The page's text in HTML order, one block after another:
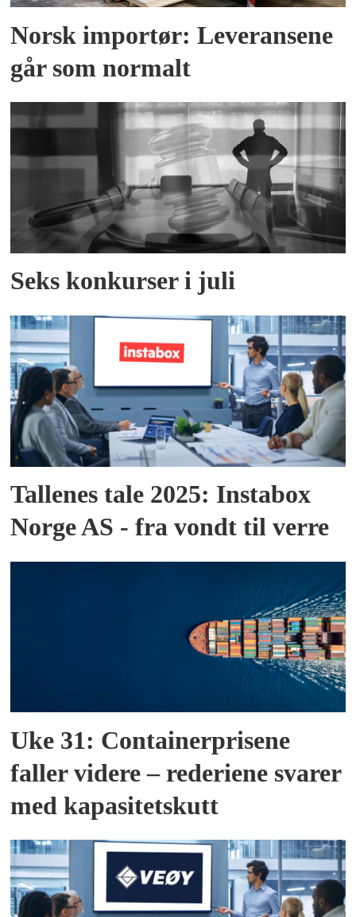
Norsk importør: Leveransene
går som normalt
Seks konkurser i juli
Tallenes tale 2025: Instabox
Norge AS - fra vondt til verre
Uke 31: Containerprisene
faller videre – rederiene svarer
med kapasitetskutt